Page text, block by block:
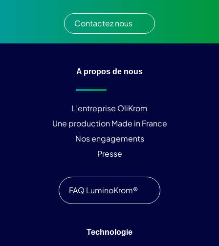
Contactez nous
A propos de nous
L’entreprise OliKrom
Une production Made in France
Nos engagements
Presse
FAQ LuminoKrom®
Technologie